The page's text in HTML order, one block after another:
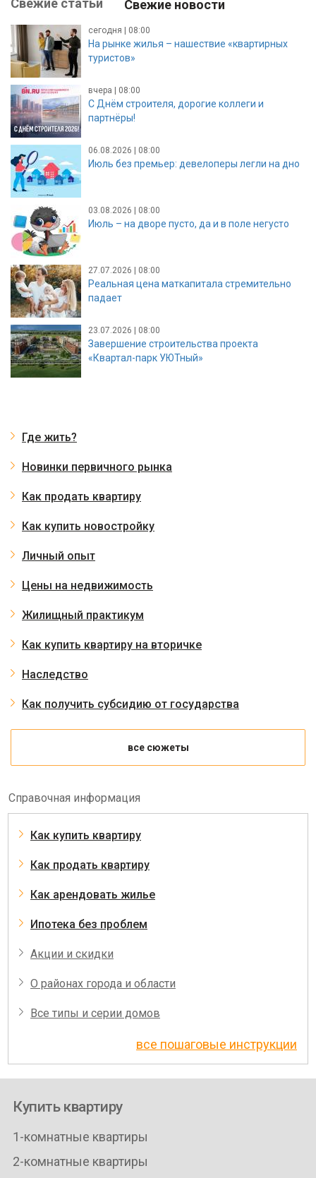
Свежие статьи Свежие новости
сегодня | 08:00
На рынке жилья – нашествие «квартирных
туристов»
вчера | 08:00
С Днём строителя, дорогие коллеги и
партнёры!
06.08.2026 | 08:00
Июль без премьер: девелоперы легли на дно
03.08.2026 | 08:00
Июль – на дворе пусто, да и в поле негусто
27.07.2026 | 08:00
Реальная цена маткапитала стремительно
падает
23.07.2026 | 08:00
Завершение строительства проекта
«Квартал-парк УЮТный»
Где жить?
Новинки первичного рынка
Как продать квартиру
Как купить новостройку
Личный опыт
Цены на недвижимость
Жилищный практикум
Как купить квартиру на вторичке
Наследство
Как получить субсидию от государства
все сюжеты
Справочная информация
Как купить квартиру
Как продать квартиру
Как арендовать жилье
Ипотека без проблем
Акции и скидки
О районах города и области
Все типы и серии домов
все пошаговые инструкции
Купить квартиру
1-комнатные квартиры
2-комнатные квартиры